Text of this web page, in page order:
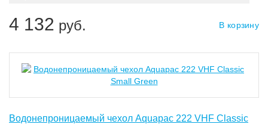
4 132 руб. В корзину
Водонепроницаемый чехол Aquapac 222 VHF Classic